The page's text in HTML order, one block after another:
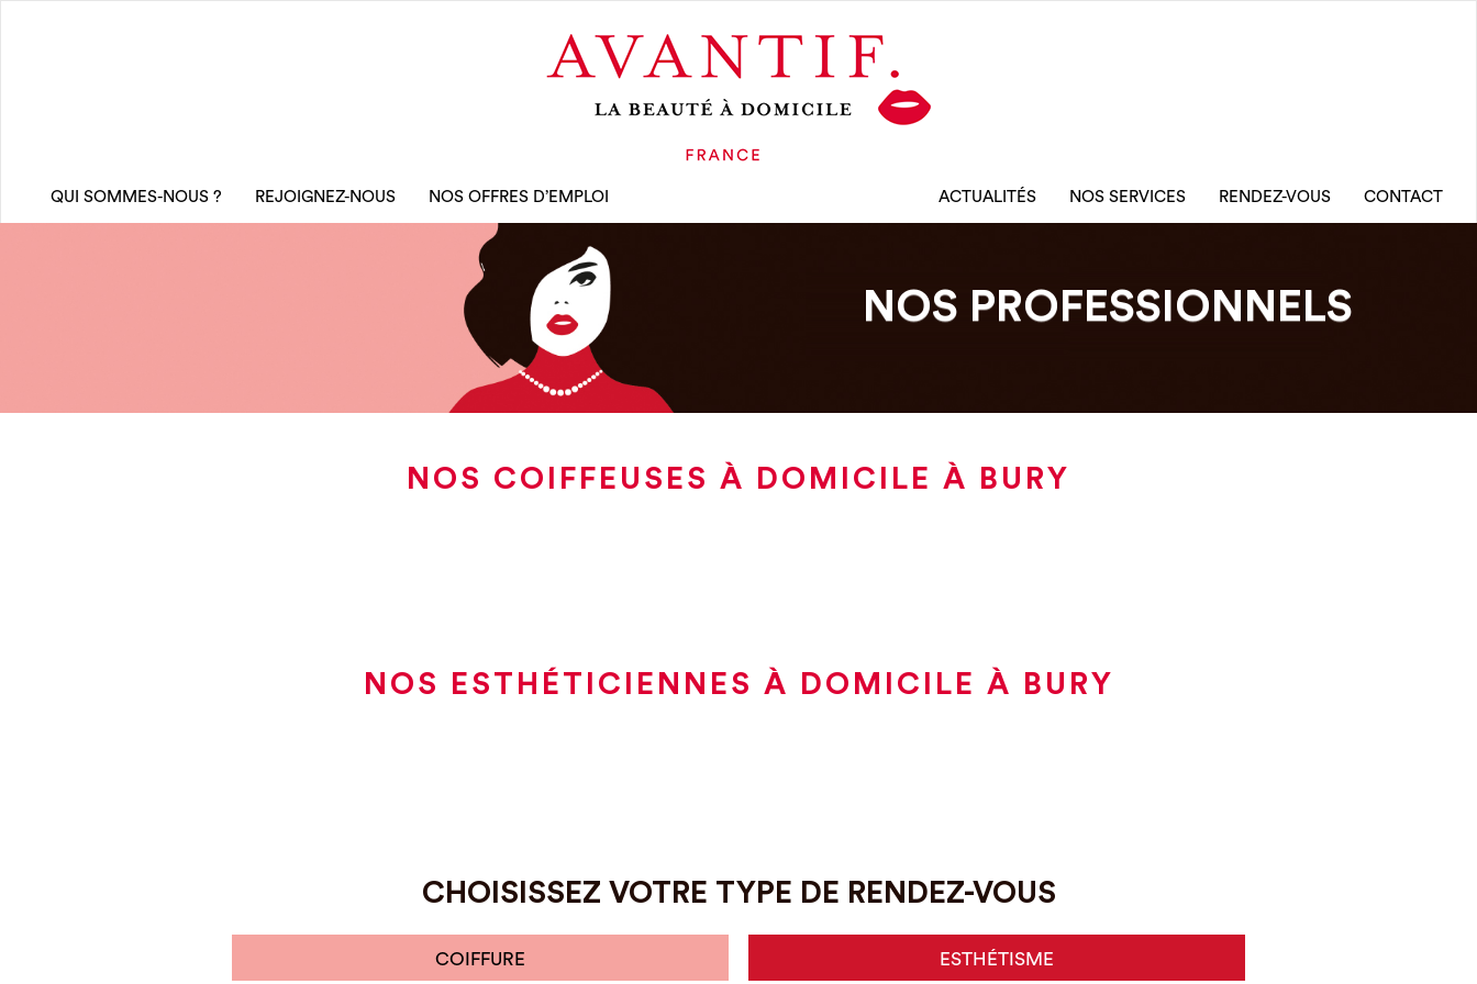
QUI SOMMES-NOUS ? REJOIGNEZ-NOUS NOS OFFRES D’EMPLOI ACTUALITÉS NOS SERVICES RENDEZ-VOUS CONTACT
NOS PROFESSIONNELS
NOS COIFFEUSES À DOMICILE À BURY
NOS ESTHÉTICIENNES À DOMICILE À BURY
CHOISISSEZ VOTRE TYPE DE RENDEZ-VOUS
COIFFURE ESTHÉTISME